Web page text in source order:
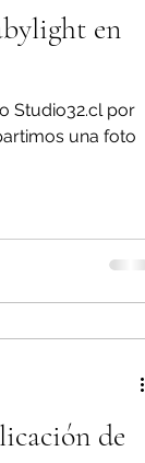
en
Studio32.cl por
una foto
de